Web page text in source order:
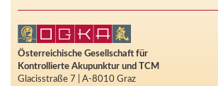
Österreichische Gesellschaft für
Kontrollierte Akupunktur und TCM
Glacisstraße 7 | A-8010 Graz